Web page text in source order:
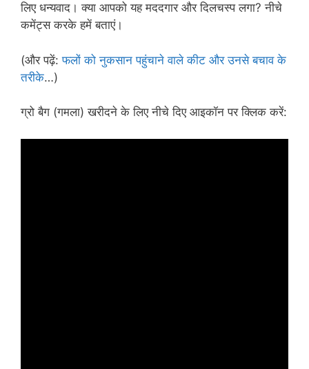
लिए धन्यवाद। क्या आपको यह मददगार और दिलचस्प लगा? नीचे
कमेंट्स करके हमें बताएं।
(और पढ़ें:फलों को नुकसान पहुंचाने वाले कीट और उनसे बचाव के
तरीके…)
ग्रो बैग (गमला) खरीदने के लिए नीचे दिए आइकॉन पर क्लिक करें: